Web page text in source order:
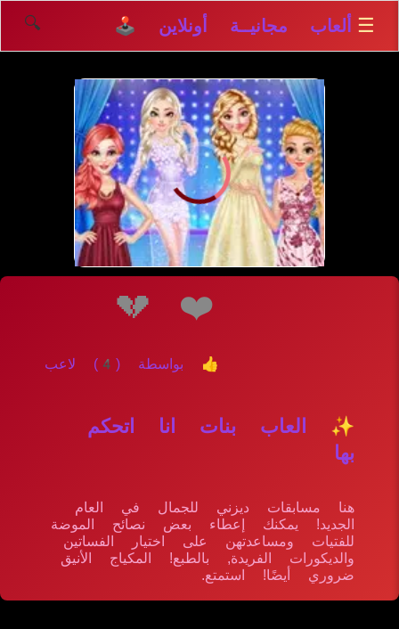
☰ ألعاب مجانيــة أونلاين 🕹️ 🔍
إلعــــب
❤️
💔
👍 بواسطة (4) لاعب
✨ العاب بنات انا اتحكم
بها
هنا مسابقات ديزني للجمال في العام
الجديد! يمكنك إعطاء بعض نصائح الموضة
للفتيات ومساعدتهن على اختيار الفساتين
والديكورات الفريدة, بالطبع! المكياج الأنيق
ضروري أيضًا! استمتع.